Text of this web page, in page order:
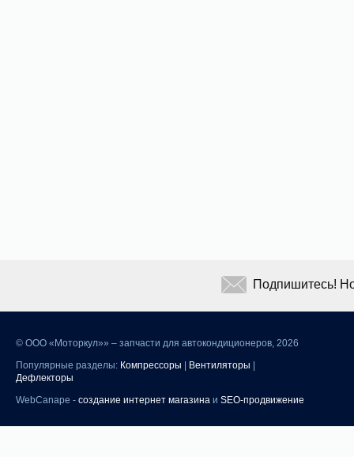
© ООО «Моторкул»» – запчасти для автокондиционеров, 2026
Популярные разделы: Компрессоры Вентиляторы
Дефлекторы
WebCanape - создание интернет магазина и SEO-продвижение
Подпишитесь!